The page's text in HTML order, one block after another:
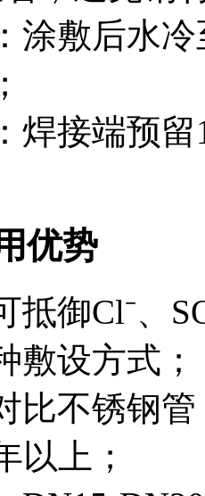
涂敷后水
焊接端预
优势
抵御Cl⁻、
敷设方式；
比不锈钢
以上；